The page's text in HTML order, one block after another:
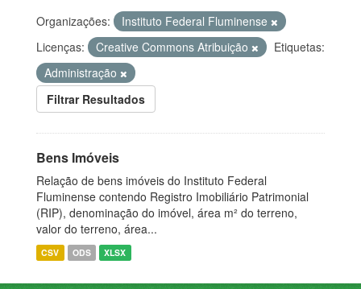
Organizações:
Instituto Federal Fluminense
Licenças:
Creative Commons Atribuição
Etiquetas:
Administração
Filtrar Resultados
Bens Imóveis
Relação de bens imóveis do Instituto Federal
Fluminense contendo Registro Imobiliário Patrimonial
(RIP), denominação do imóvel, área m² do terreno,
valor do terreno, área...
CSV ODS XLSX